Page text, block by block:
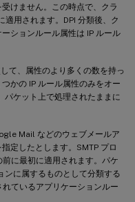
けません。この時点で、クラ
適用されます。DPI 分類後、ク
ションルール属性は IP ルール
て、属性のより多くの数を持っ
かの IP ルール属性のみをオー
パケット上で処理されたままに
Mail などのウェブメールア
定したとします。SMTP プロ
前に最初に適用されます。パケ
に属するものとして分類する
ているアプリケーションルー